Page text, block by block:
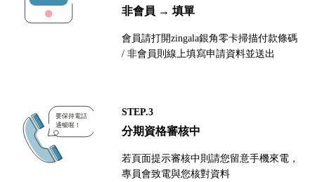
非會員 → 填單
會員請打開zingala銀角零卡掃描付款條碼
/ 非會員則線上填寫申請資料並送出
STEP.3
分期資格審核中
若頁面提示審核中則請您留意手機來電，
專員會致電與您核對資料